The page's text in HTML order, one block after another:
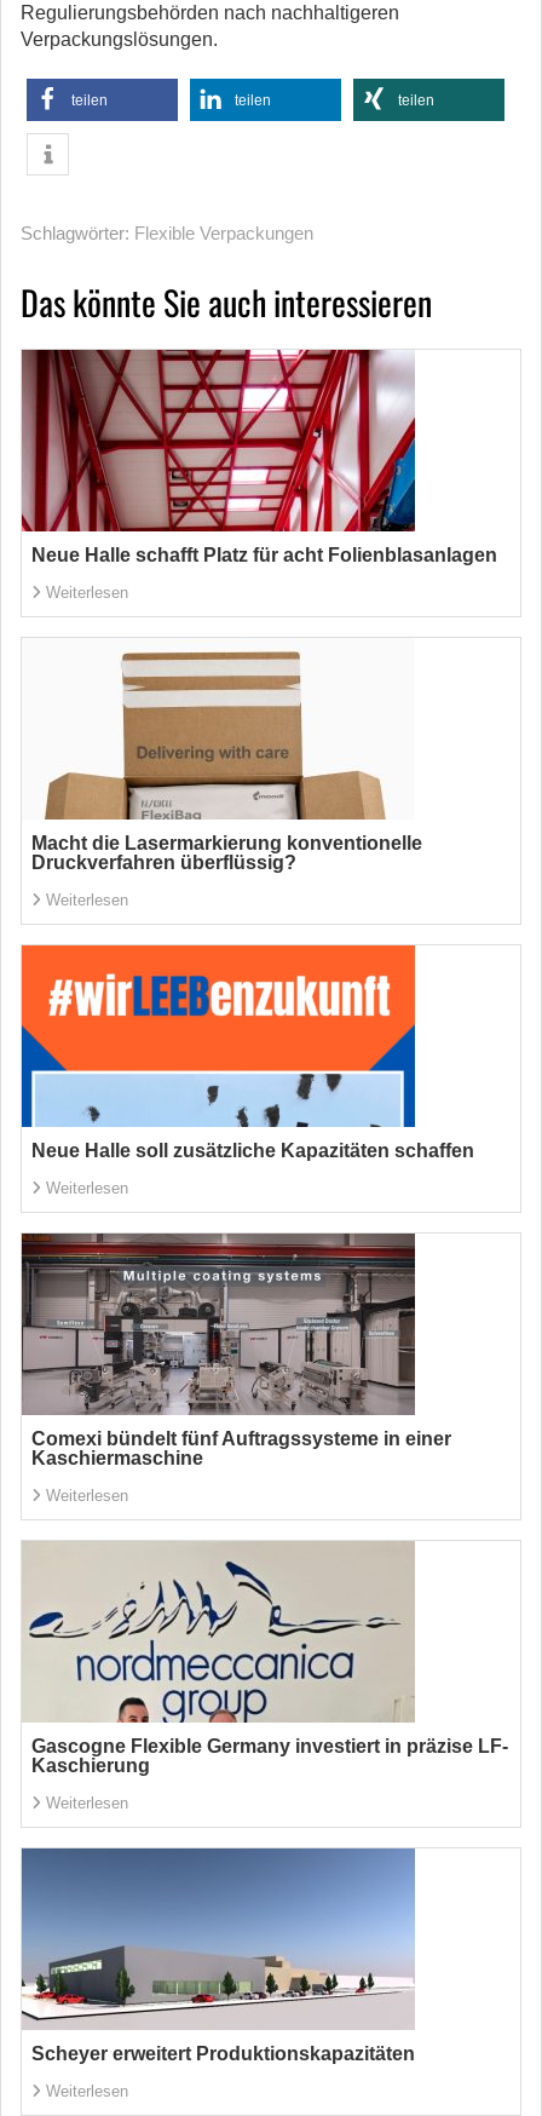
Regulierungsbehörden nach nachhaltigeren
Verpackungslösungen.
teilen teilen teilen
Schlagwörter: Flexible Verpackungen
Das könnte Sie auch interessieren
Neue Halle schafft Platz für acht Folienblasanlagen
Weiterlesen
Macht die Lasermarkierung konventionelle
Druckverfahren überflüssig?
Weiterlesen
Neue Halle soll zusätzliche Kapazitäten schaffen
Weiterlesen
Comexi bündelt fünf Auftragssysteme in einer
Kaschiermaschine
Weiterlesen
Gascogne Flexible Germany investiert in präzise LF-
Kaschierung
Weiterlesen
Scheyer erweitert Produktionskapazitäten
Weiterlesen